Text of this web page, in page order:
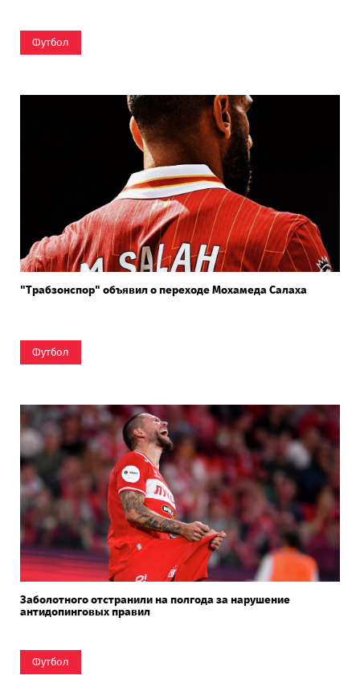
Футбол
"Трабзонспор" объявил о переходе Мохамеда Салаха
Футбол
Заболотного отстранили на полгода за нарушение
антидопинговых правил
Футбол